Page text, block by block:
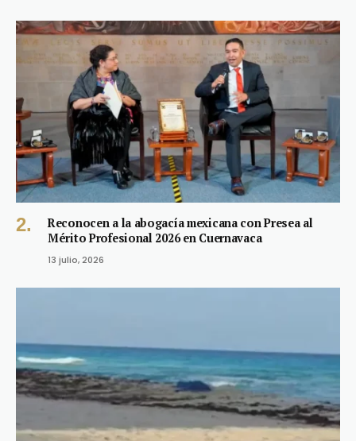
Reconocen a la abogacía mexicana con Presea al
Mérito Profesional 2026 en Cuernavaca
13 julio, 2026